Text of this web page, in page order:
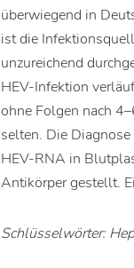
überwiegend in
ist die
unzureichend
HEV-Infektion
ohne Folgen nach
selten. Die
HEV-RNA in
Antikörper gestellt.
Schlüsselwörter: